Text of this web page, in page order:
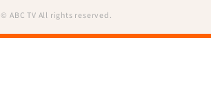
© ABC TV All rights reserved.